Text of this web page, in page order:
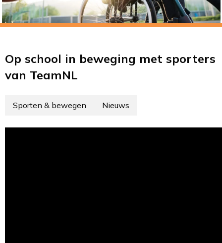
Op school in beweging met sporters
van TeamNL
Sporten & bewegen Nieuws